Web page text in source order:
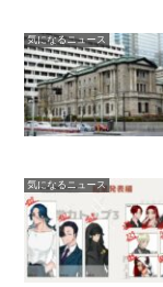
気になるニュース
気になるニュース